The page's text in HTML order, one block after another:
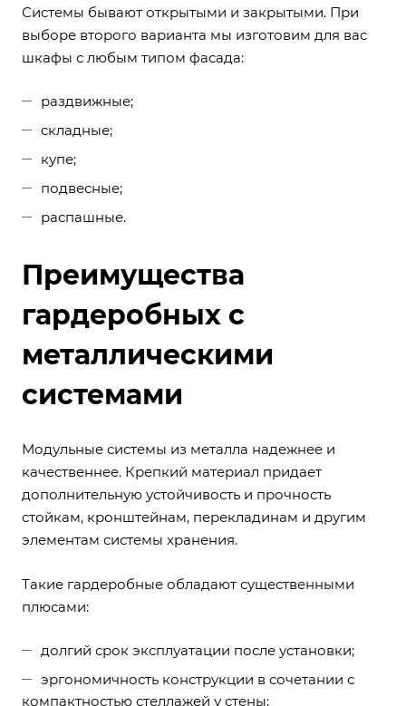
Системы бывают открытыми и закрытыми. При
выборе второго варианта мы изготовим для вас
шкафы с любым типом фасада:
раздвижные;
складные;
купе;
подвесные;
распашные.
Преимущества
гардеробных с
металлическими
системами
Модульные системы из металла надежнее и
качественнее. Крепкий материал придает
дополнительную устойчивость и прочность
стойкам, кронштейнам, перекладинам и другим
элементам системы хранения.
Такие гардеробные обладают существенными
плюсами:
долгий срок эксплуатации после установки;
эргономичность конструкции в сочетании с
компактностью стеллажей у стены;